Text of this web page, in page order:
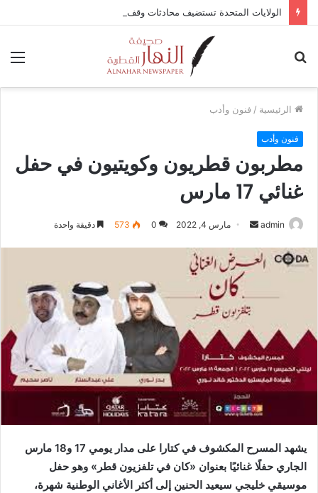
الرئيسية / فنون وأدب
فنون وأدب
مطربون قطريون وكويتيون في حفل
غنائي 17 مارس
admin
أرسل
إلكترونيا
مارس 4, 2022 0
573 دقيقة واحدة
يشهد المسرح المكشوف في كتارا على مدار يومي 17 و18 مارس
الجاري حفلًا غنائيًا بعنوان «كان في تلفزيون قطر» وهو حفل
موسيقي خليجي سيعيد الحنين إلى أكثر الأغاني الوطنية شهرة،